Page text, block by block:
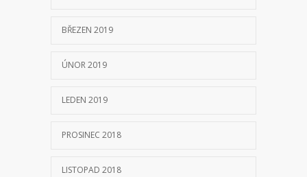
BŘEZEN 2019
ÚNOR 2019
LEDEN 2019
PROSINEC 2018
LISTOPAD 2018